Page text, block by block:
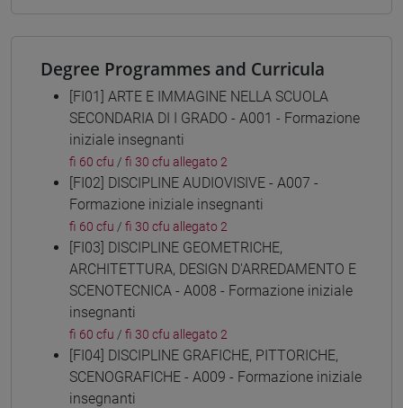
Degree Programmes and Curricula
[FI01] ARTE E IMMAGINE NELLA SCUOLA
SECONDARIA DI I GRADO - A001 - Formazione
iniziale insegnanti
fi 60 cfu / fi 30 cfu allegato 2
[FI02] DISCIPLINE AUDIOVISIVE - A007 -
Formazione iniziale insegnanti
fi 60 cfu / fi 30 cfu allegato 2
[FI03] DISCIPLINE GEOMETRICHE,
ARCHITETTURA, DESIGN D'ARREDAMENTO E
SCENOTECNICA - A008 - Formazione iniziale
insegnanti
fi 60 cfu / fi 30 cfu allegato 2
[FI04] DISCIPLINE GRAFICHE, PITTORICHE,
SCENOGRAFICHE - A009 - Formazione iniziale
insegnanti